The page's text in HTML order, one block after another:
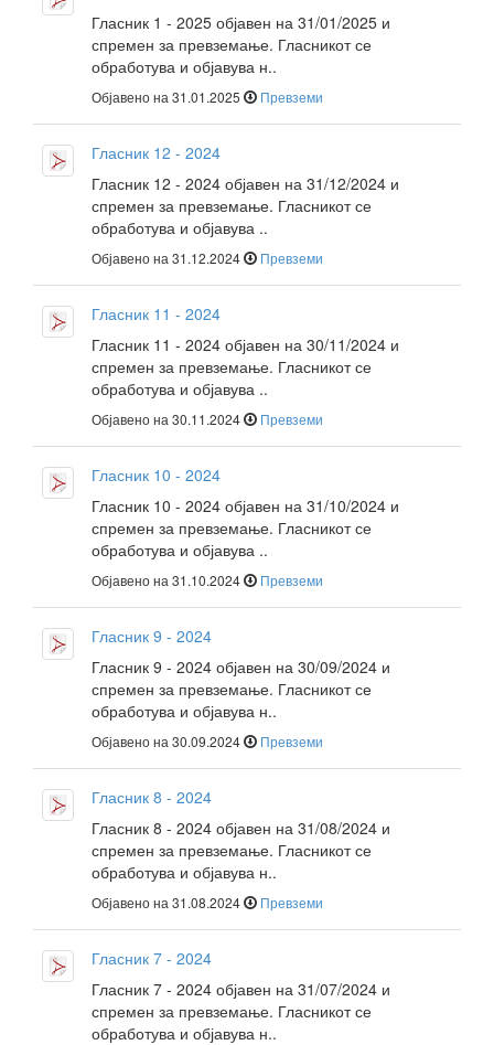
Гласник 1 - 2025 објавен на 31/01/2025 и
спремен за превземање. Гласникот се
обработува и објавува н..
Објавено на 31.01.2025 Превземи
Гласник 12 - 2024
Гласник 12 - 2024 објавен на 31/12/2024 и
спремен за превземање. Гласникот се
обработува и објавува ..
Објавено на 31.12.2024 Превземи
Гласник 11 - 2024
Гласник 11 - 2024 објавен на 30/11/2024 и
спремен за превземање. Гласникот се
обработува и објавува ..
Објавено на 30.11.2024 Превземи
Гласник 10 - 2024
Гласник 10 - 2024 објавен на 31/10/2024 и
спремен за превземање. Гласникот се
обработува и објавува ..
Објавено на 31.10.2024 Превземи
Гласник 9 - 2024
Гласник 9 - 2024 објавен на 30/09/2024 и
спремен за превземање. Гласникот се
обработува и објавува н..
Објавено на 30.09.2024 Превземи
Гласник 8 - 2024
Гласник 8 - 2024 објавен на 31/08/2024 и
спремен за превземање. Гласникот се
обработува и објавува н..
Објавено на 31.08.2024 Превземи
Гласник 7 - 2024
Гласник 7 - 2024 објавен на 31/07/2024 и
спремен за превземање. Гласникот се
обработува и објавува н..